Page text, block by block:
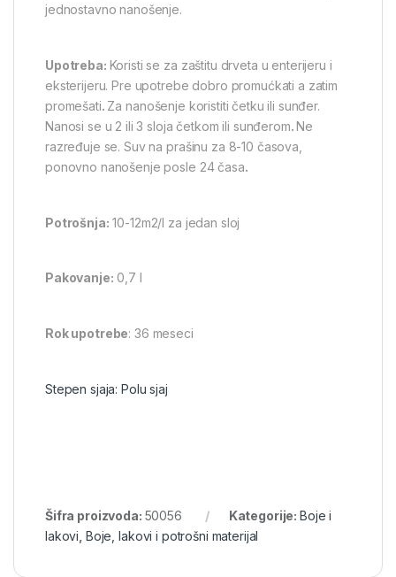
jednostavno nanošenje.
Upotreba: Koristi se za zaštitu drveta u enterijeru i
eksterijeru. Pre upotrebe dobro promućkati a zatim
promešati. Za nanošenje koristiti četku ili sunđer.
Nanosi se u 2 ili 3 sloja četkom ili sunđerom.Ne
razređuje se. Suv na prašinu za 8-10 časova,
ponovno nanošenje posle 24 časa.
Potrošnja: 10-12m2/l za jedan sloj
Pakovanje: 0,7 l
Rok upotrebe: 36 meseci
Stepen sjaja: Polu sjaj
Šifra proizvoda: 50056 Kategorije: Boje i
lakovi, Boje, lakovi i potrošni materijal